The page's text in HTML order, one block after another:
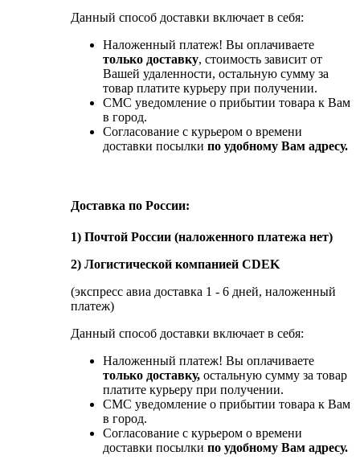
Данный способ доставки включает в себя:
Наложенный платеж! Вы оплачиваете
только доставку, стоимость зависит от
Вашей удаленности, остальную сумму за
товар платите курьеру при получении.
СМС уведомление о прибытии товара к Вам
в город.
Согласование с курьером о времени
доставки посылки по удобному Вам адресу.
Доставка по России:
1) Почтой России (наложенного платежа нет)
2) Логистической компанией CDEK
(экспресс авиа доставка 1 - 6 дней, наложенный
платеж)
Данный способ доставки включает в себя:
Наложенный платеж! Вы оплачиваете
только доставку, остальную сумму за товар
платите курьеру при получении.
СМС уведомление о прибытии товара к Вам
в город.
Согласование с курьером о времени
доставки посылки по удобному Вам адресу.